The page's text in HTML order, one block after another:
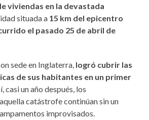
viviendas en la devastada
situada a 15 km del epicentro
el pasado 25 de abril de
sede en Inglaterra, logró cubrir las
de sus habitantes en un primer
casi un año después, los
catástrofe continúan sin un
improvisados.